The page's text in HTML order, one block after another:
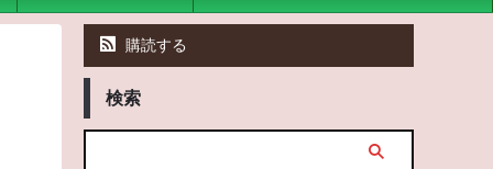
購読する
検索